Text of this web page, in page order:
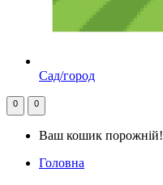
Сад/город
0 0
Ваш кошик порожній!
Головна